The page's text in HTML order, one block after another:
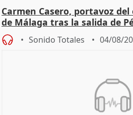
Carmen Casero, portavoz
de Málaga tras la salida de
Sonido Totales 04/08/